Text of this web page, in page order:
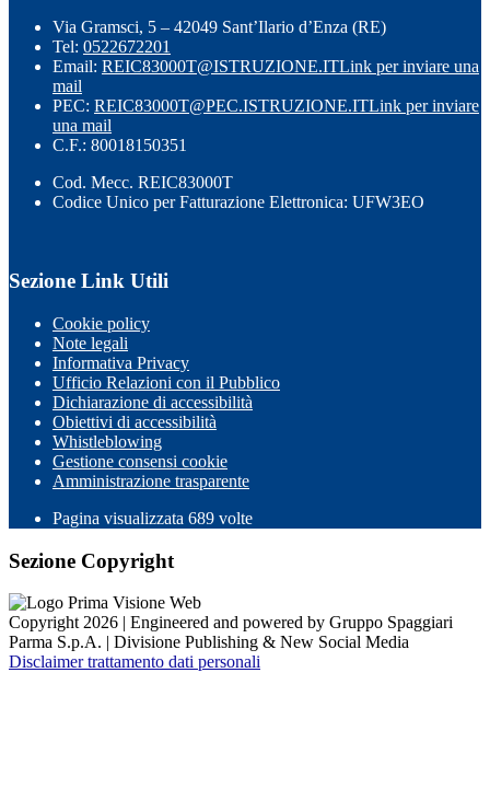
Via Gramsci, 5 – 42049 Sant’Ilario d’Enza (RE)
Tel: 0522672201
Email: REIC83000T@ISTRUZIONE.ITLink per inviare una
mail
PEC: REIC83000T@PEC.ISTRUZIONE.ITLink per inviare
una mail
C.F.: 80018150351
Cod. Mecc. REIC83000T
Codice Unico per Fatturazione Elettronica: UFW3EO
Sezione Link Utili
Cookie policy
Note legali
Informativa Privacy
Ufficio Relazioni con il Pubblico
Dichiarazione di accessibilità
Obiettivi di accessibilità
Whistleblowing
Gestione consensi cookie
Amministrazione trasparente
Pagina visualizzata 689 volte
Sezione Copyright
Copyright 2026 | Engineered and powered by Gruppo Spaggiari
Parma S.p.A. | Divisione Publishing & New Social Media
Disclaimer trattamento dati personali